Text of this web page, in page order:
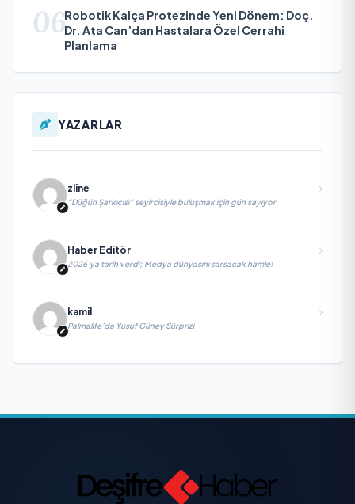
06Robotik Kalça Protezinde Yeni Dönem: Doç.
Dr. Ata Can’dan Hastalara Özel Cerrahi
Planlama
YAZARLAR
zline
“Düğün Şarkıcısı” seyircisiyle buluşmak için gün sayıyor
Haber Editör
2026’ya tarih verdi; Medya dünyasını sarsacak hamle!
kamil
Palmalife’da Yusuf Güney Sürprizi